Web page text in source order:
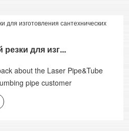
для изг...
about the Laser Pipe&Tube
pipe customer